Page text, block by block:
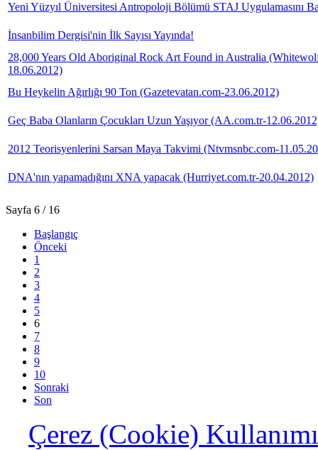
Yeni Yüzyıl Üniversitesi Antropoloji Bölümü STAJ Uygulamasını
İnsanbilim Dergisi'nin İlk Sayısı Yayında!
28,000 Years Old Aboriginal Rock Art Found in Australia
18.06.2012)
Bu Heykelin Ağırlığı 90 Ton (Gazetevatan.com-23.06.2012)
Geç Baba Olanların Çocukları Uzun Yaşıyor (AA.com.tr-
2012 Teorisyenlerini Sarsan Maya Takvimi (Ntvmsnbc.com-
DNA'nın yapamadığını XNA yapacak (Hurriyet.com.tr-20.04.2012)
Sayfa 6 / 16
Başlangıç
Önceki
1
2
3
4
5
6
7
8
9
10
Sonraki
Son
Çerez (Cookie)